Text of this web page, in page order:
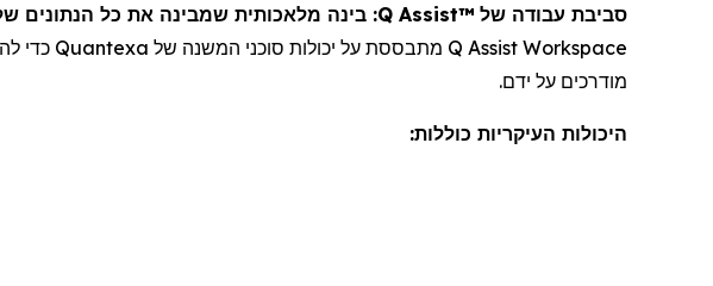
סביבת עבודה של Q Assist™: בינה מלאכותית שמבינה את כל הנתונים
Q Assist Workspace מתבססת על יכולות סוכני המשנה של Quantexa כדי
מודרכים על ידם.
היכולות העיקריות כוללות: